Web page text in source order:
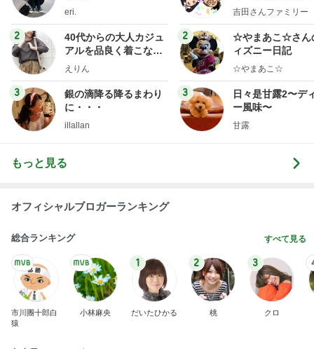
eri.
2
40代からの大人カジュ
アルを品良く着こなす
ファッションブログ
えりん
3
銀の滴降る降るまわり
に・・・
illallan
y Ameba 吉田さ
ログ
吉田さんファミリー
2
☆やまあこ☆さん
ィズニー日記
☆やまあこ☆
3
日々是甘露2〜デ
ー風味〜
甘露
もっと見る
オフィシャルブロガーランキング
総合ランキング すべて見る
市川團十郎白
猿
小林麻央
1
だいたひかる
2
桃
3
クロ